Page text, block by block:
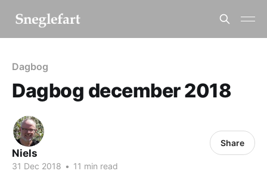
Dagbog
Dagbog december 2018
Niels
31 Dec 2018 • 11 min read
Share